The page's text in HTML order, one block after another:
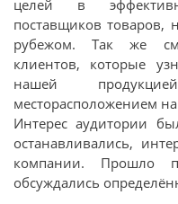
целей в
поставщиков товаров,
рубежом. Так же
клиентов, которые
нашей
месторасположением
Интерес аудитории
останавливались,
компании. Прошло
обсуждались